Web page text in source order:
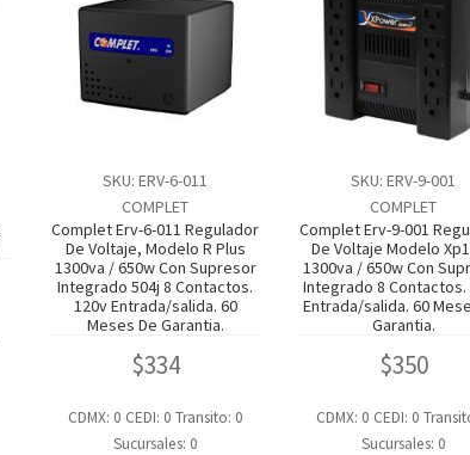
SKU: ERV-6-011
COMPLET
Complet Erv-6-011 Regulador
De Voltaje, Modelo R Plus
1300va / 650w Con Supresor
Integrado 504j 8 Contactos.
120v Entrada/salida. 60
Meses De Garantia.
$334
CDMX: 0 CEDI: 0 Transito: 0
Sucursales: 0
SKU: ERV-9-001
COMPLET
Complet Erv-9-001
De Voltaje Modelo
1300va / 650w Con
Integrado 8 Contactos.
Entrada/salida. 60
Garantia.
$350
CDMX: 0 CEDI: 0
Sucursales: 0